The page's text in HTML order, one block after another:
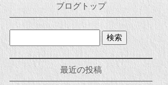
ブログトップ
最近の投稿